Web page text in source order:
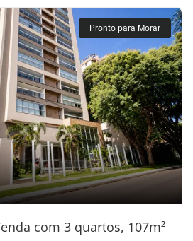
Pronto para Morar
com 3 quartos, 107m²